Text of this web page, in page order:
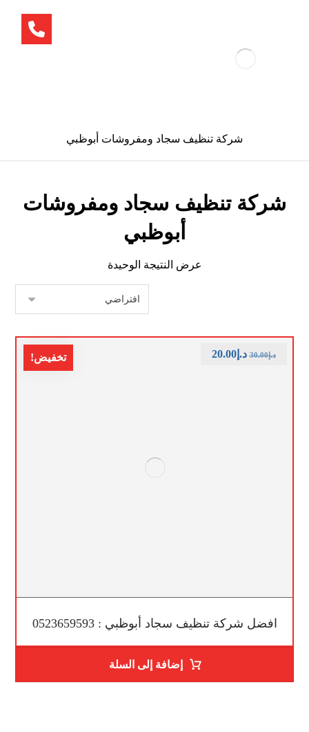
شركة تنظيف سجاد ومفروشات أبوظبي
شركة تنظيف سجاد ومفروشات
أبوظبي
عرض النتيجة الوحيدة
تخفيض!
افضل شركة تنظيف سجاد أبوظبي : 0523659593
د.إ30.00 د.إ20.00
إضافة إلى السلة